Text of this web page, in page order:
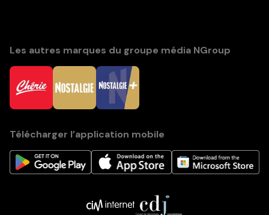
Les autres marques du groupe média NGroup
Télécharger l’application mobile